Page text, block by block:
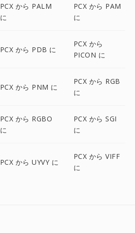
PCX から PALM
に
PCX から PAM
に
PCX から PDB に
PCX から
PICON に
PCX から PNM に
PCX から RGB
に
PCX から RGBO
に
PCX から SGI
に
PCX から UYVY に
PCX から VIFF
に